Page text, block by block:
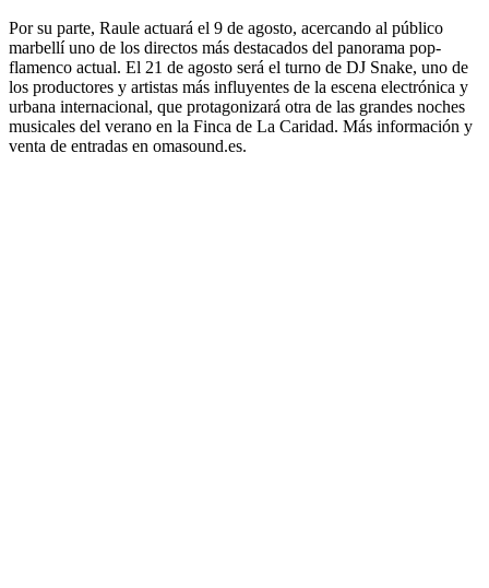
Por su parte, Raule actuará el 9 de agosto, acercando al público
marbellí uno de los directos más destacados del panorama pop-
flamenco actual. El 21 de agosto será el turno de DJ Snake, uno de
los productores y artistas más influyentes de la escena electrónica y
urbana internacional, que protagonizará otra de las grandes noches
musicales del verano en la Finca de La Caridad. Más información y
venta de entradas en omasound.es.